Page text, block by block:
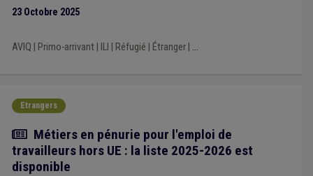
23 Octobre 2025
AVIQ Primo-arrivant| ILI Réfugié Étranger| ...
Etrangers
Actualité
Métiers en pénurie pour l'emploi de
travailleurs hors UE : la liste 2025-2026 est
disponible